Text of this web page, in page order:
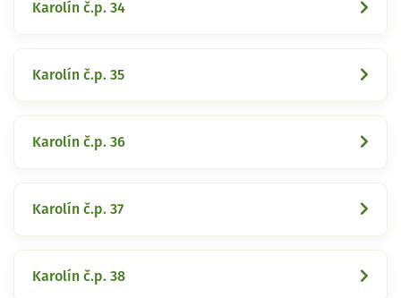
Karolín č.p. 34
Karolín č.p. 35
Karolín č.p. 36
Karolín č.p. 37
Karolín č.p. 38